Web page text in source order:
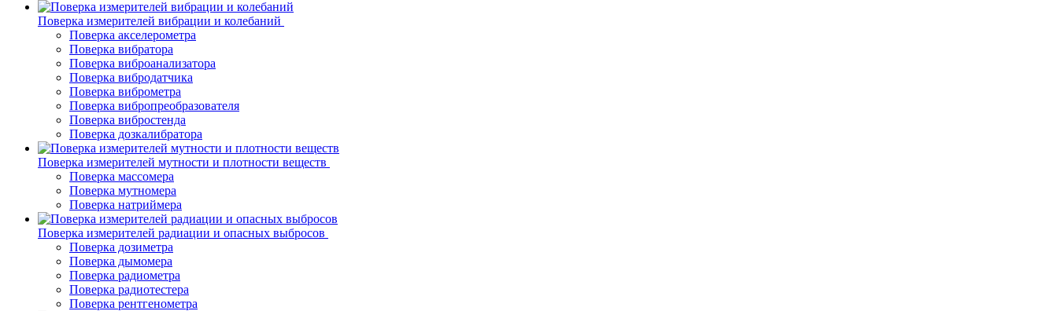
Поверка измерителей вибрации и колебаний
Поверка акселерометра
Поверка вибратора
Поверка виброанализатора
Поверка вибродатчика
Поверка виброметра
Поверка вибропреобразователя
Поверка вибростенда
Поверка дозкалибратора
Поверка измерителей мутности и плотности веществ
Поверка массомера
Поверка мутномера
Поверка натриймера
Поверка измерителей радиации и опасных выбросов
Поверка дозиметра
Поверка дымомера
Поверка радиометра
Поверка радиотестера
Поверка рентгенометра